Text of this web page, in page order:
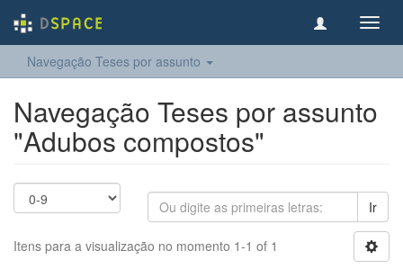
Navegação Teses por assunto
Navegação Teses por assunto
"Adubos compostos"
Ir
Itens para a visualização no momento 1-1 of 1